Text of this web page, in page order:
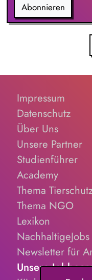
Abonnieren
Impressum
Datenschutz
Über Uns
Unsere Partner
Studienführer
Academy
Thema
Thema NGO
Lexikon
NachhaltigeJobs
Newsletter für
Unsere